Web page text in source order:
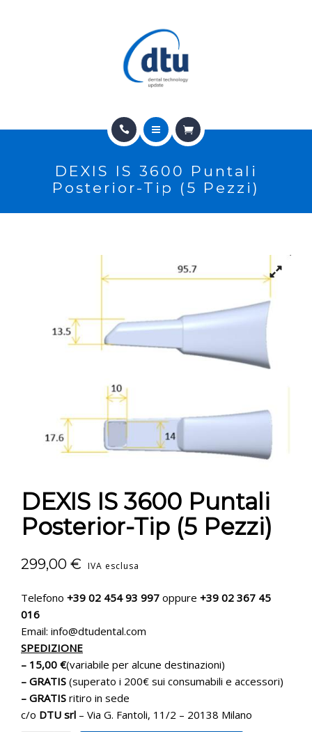
ASSISTENZA
CHI SIAMO
PRODOTTI
CONTATTI
DEXIS IS 3600 Puntali
Posterior-Tip (5 Pezzi)
DEXIS IS 3600 Puntali
Posterior-Tip (5 Pezzi)
299,00 € IVA esclusa
Telefono +39 02 454 93 997 oppure +39 02 367 45
016
Email: info@dtudental.com
SPEDIZIONE
– 15,00 €(variabile per alcune destinazioni)
– GRATIS (superato i 200€ sui consumabili e accessori)
– GRATIS ritiro in sede
c/o DTU srl – Via G. Fantoli, 11/2 – 20138 Milano